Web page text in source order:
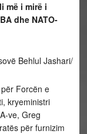
më i mirë i
dhe NATO-
Behlul Jashari/
Forcën e
kryeministri
ve, Greg
për furnizim